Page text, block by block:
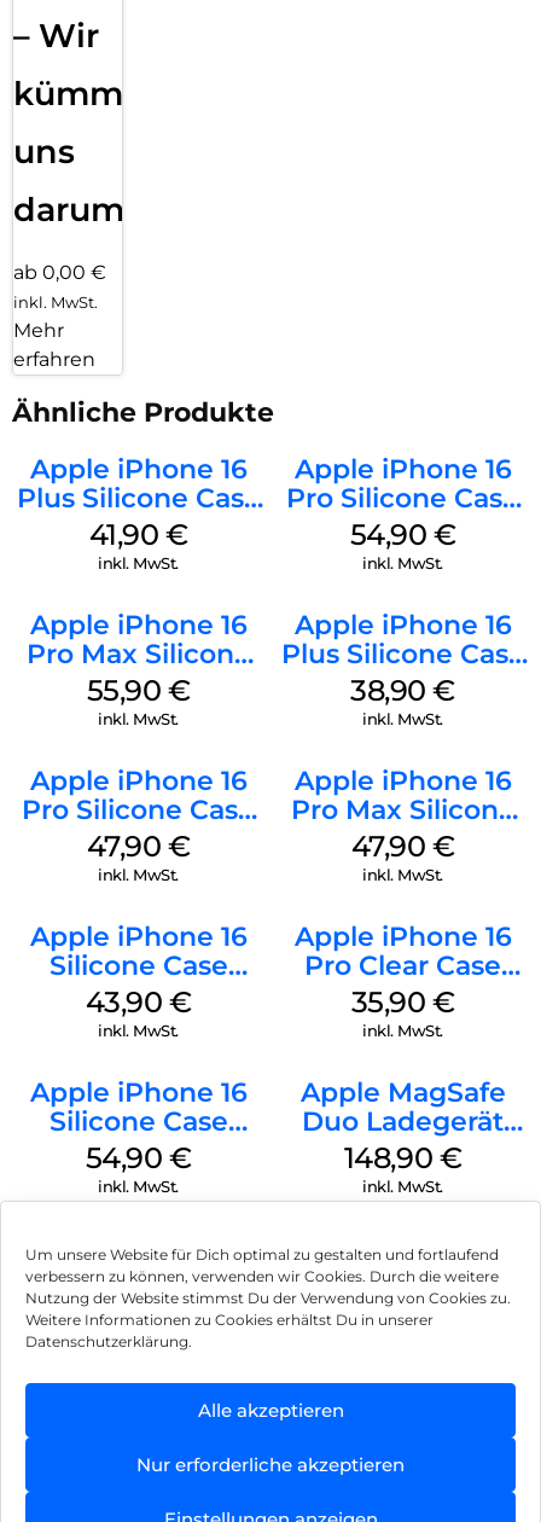
Um unsere Website für Dich optimal zu gestalten und fortlaufend
verbessern zu können, verwenden wir Cookies. Durch die weitere
Nutzung der Website stimmst Du der Verwendung von Cookies zu.
Weitere Informationen zu Cookies erhältst Du in unserer
Datenschutzerklärung.
Alle akzeptieren
Nur erforderliche akzeptieren
– Wir
kümmern
uns
darum!
ab 0,00 €
inkl. MwSt.
Mehr
erfahren
Ähnliche Produkte
Apple iPhone 16
Plus Silicone Case
MagSafe Stone
Gray
41,90 €
inkl. MwSt.
Apple iPhone 16
Pro Silicone Case
MagSafe Black
54,90 €
inkl. MwSt.
Apple iPhone 16
Pro Max Silicone
Case MagSafe
Stone Gray
55,90 €
inkl. MwSt.
Apple iPhone 16
Plus Silicone Case
MagSafe Denim
38,90€
inkl. MwSt.
Apple iPhone 16
Pro Silicone Case
MagSafe Denim
47,90 €
inkl. MwSt.
Apple iPhone 16
Pro Max Silicone
Case MagSafe
Black
47,90 €
inkl. MwSt.
Apple iPhone 16
Silicone Case
MagSafe Plum
43,90 €
inkl. MwSt.
Apple iPhone 16
Pro Clear Case
MagSafe
Transparent
35,90 €
inkl. MwSt.
Apple iPhone 16
Silicone Case
MagSafe Lake
Green
54,90 €
inkl. MwSt.
Apple MagSafe
Duo Ladegerät
Weiß
148,90 €
inkl. MwSt.
Impressum
Hinweis zur Batterieentsorgung